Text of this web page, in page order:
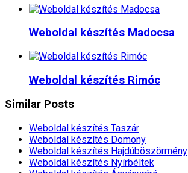
Weboldal készítés​ Madocsa
Weboldal készítés​ Rimóc
Similar Posts
Weboldal készítés​ Taszár
Weboldal készítés​ Domony
Weboldal készítés​ Hajdúböszörmény
Weboldal készítés​ Nyírbéltek